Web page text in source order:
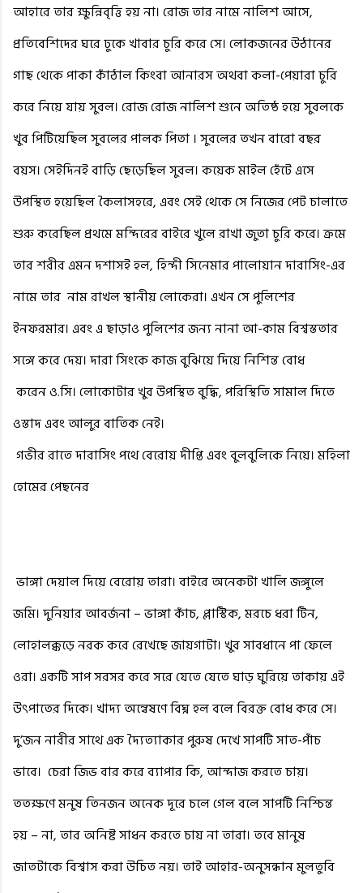
আহারে তার ক্ষুন্নিবৃত্তি হয় না। রোজ তার নামে নালিশ আসে,
প্রতিবেশিদের ঘরে ঢুকে খাবার চুরি করে সে। লোকজনের উঠানের
গাছ থেকে পাকা কাঁঠাল কিংবা আনারস অথবা কলা-পেয়ারা চুরি
করে নিয়ে যায় সুবল। রোজ রোজ নালিশ শুনে অতিষ্ঠ হয়ে সুবলকে
খুব পিটিয়েছিল সুবলের পালক পিতা । সুবলের তখন বারো বছর
বয়স। সেইদিনই বাড়ি ছেড়েছিল সুবল। কয়েক মাইল হেঁটে এসে
উপস্থিত হয়েছিল কৈলাসহরে, এবং সেই থেকে সে নিজের পেট চালাতে
শুরু করেছিল প্রথমে মন্দিরের বাইরে খুলে রাখা জুতা চুরি করে। ক্রমে
তার শরীর এমন দশাসই হল, হিন্দী সিনেমার পালোয়ান দারাসিং-এর
নামে তার নাম রাখল স্থানীয় লোকেরা। এখন সে পুলিশের
ইনফরমার। এবং এ ছাড়াও পুলিশের জন্য নানা আ-কাম বিশ্বস্ততার
সঙ্গে করে দেয়। দারা সিংকে কাজ বুঝিয়ে দিয়ে নিশিন্ত বোধ
করেন ও.সি। লোকোটার খুব উপস্থিত বুদ্ধি, পরিস্থিতি সামাল দিতে
ওস্তাদ এবং আলুর বাতিক নেই।
গভীর রাতে দারাসিং পথে বেরোয় দীপ্তি এবং বুলবুলিকে নিয়ে। মহিলা
হোমের পেছনের
ভাঙ্গা দেয়াল দিয়ে বেরোয় তারা। বাইরে অনেকটা খালি জঙ্গুলে
জমি। দুনিয়ার আবর্জনা – ভাঙ্গা কাঁচ, প্লাস্টিক, মরচে ধরা টিন,
লোহালক্কড়ে নরক করে রেখেছে জায়গাটা। খুব সাবধানে পা ফেলে
ওরা। একটি সাপ সরসর করে সরে যেতে যেতে ঘাড় ঘুরিয়ে তাকায় এই
উৎপাতের দিকে। খাদ্য অন্বেষণে বিঘ্ন হল বলে বিরক্ত বোধ করে সে।
দু’জন নারীর সাথে এক দ্যৈত্যাকার পুরুষ দেখে সাপটি সাত-পাঁচ
ভাবে। চেরা জিভ বার করে ব্যাপার কি, আন্দাজ করতে চায়।
ততক্ষণে মনুষ তিনজন অনেক দূরে চলে গেল বলে সাপটি নিশ্চিন্ত
হয় – না, তার অনিষ্ট সাধন করতে চায় না তারা। তবে মানুষ
জাতটাকে বিশ্বাস করা উচিত নয়। তাই আহার-অনুসন্ধান মুলতুবি